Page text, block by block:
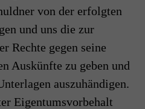
von der erfolgten
und uns die zur
Rechte gegen seine
Auskünfte zu geben und
auszuhändigen.
Eigentumsvorbehalt